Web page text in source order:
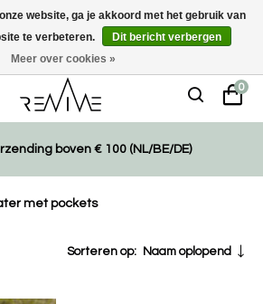
en ethisch gemaakte producten
0
boven € 100 (NL/BE/DE)
met pockets
Sorteren op: Naam oplopend
website, ga je akkoord met het gebruik van
te verbeteren.
Dit bericht verbergen
Meer over cookies »